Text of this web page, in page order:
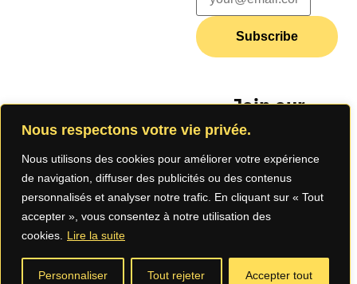
Nous respectons votre vie privée.
Nous utilisons des cookies pour améliorer votre expérience
de navigation, diffuser des publicités ou des contenus
personnalisés et analyser notre trafic. En cliquant sur « Tout
accepter », vous consentez à notre utilisation des
cookies.
Lire la suite
Personnaliser Tout rejeter Accepter tout
Subscribe
Join our
community
Privacy
Policy (App) (App)